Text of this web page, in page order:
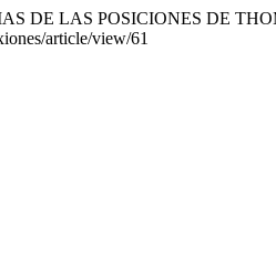
DE LAS POSICIONES DE
article/view/61